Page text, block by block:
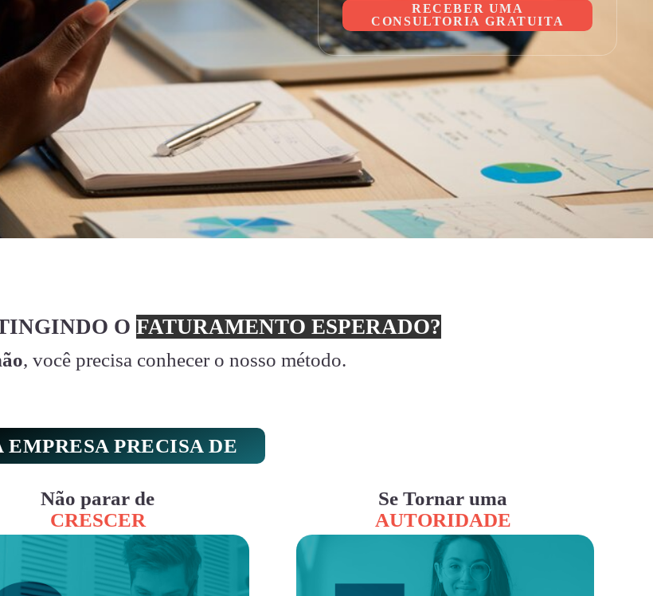
RECEBER UMA
CONSULTORIA GRATUITA
O FATURAMENTO ESPERADO?
, você precisa conhecer o nosso método.
EMPRESA PRECISA DE
Não parar de
CRESCER
Se Tornar uma
AUTORIDADE